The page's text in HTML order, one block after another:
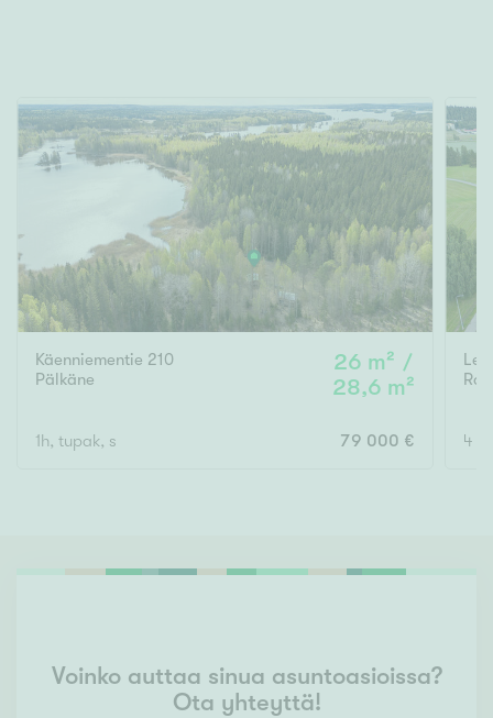
Käenniementie 210
Pälkäne
26 m² /
28,6 m²
1h, tupak, s 79 000 € 4
Voinko auttaa sinua asuntoasioissa?
Ota yhteyttä!